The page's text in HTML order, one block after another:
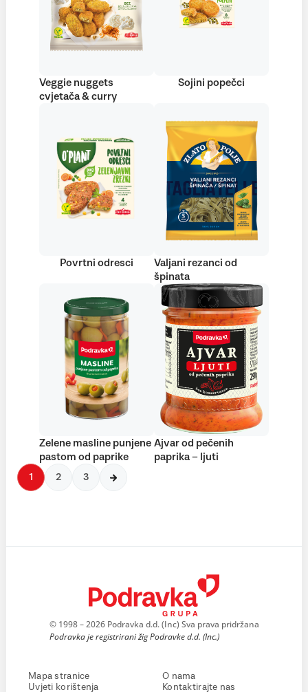
Veggie nuggets
cvjetača & curry
Sojini popečci
Povrtni odresci
Valjani rezanci od
špinata
Zelene masline punjene
pastom od paprike
Ajvar od pečenih
paprika – ljuti
1 2 3
© 1998 – 2026 Podravka d.d. (Inc) Sva prava pridržana
Podravka je registrirani žig Podravke d.d. (Inc.)
Mapa stranice
Uvjeti korištenja
O nama
Kontaktirajte nas